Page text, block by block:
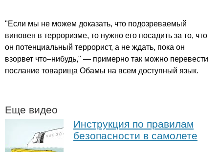
"Если мы не можем доказать, что подозреваемый
виновен в терроризме, то нужно его посадить за то, что
он потенциальный террорист, а не ждать, пока он
взорвет что–нибудь," — примерно так можно перевести
послание товарища Обамы на всем доступный язык.
Еще видео
Инструкция по правилам
безопасности в самолете